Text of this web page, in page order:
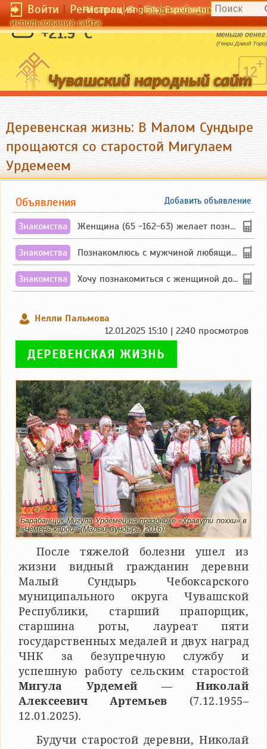
Войти|Регистрация|Вход необходим для
использования сайта
Чӑвашла English Esperanto
+21.9 °C
Богаче всех тот, чьи радости требуют
меньше денег.
(Генри Давид Торо)
Деревенская жизнь: В Малом Сундыре
прощаются со старостой Мигулаем
Урдемеем
Добавить объявление
Объявления
Знакомства Женщина (65 -162-63) желает познакомиться с одиноким, добродушным, без вредных ...
Знакомства Познакомлюсь с мужчиной любящим танцевать и петь на родном чувашском языке
Знакомства Хочу познакомиться с женщиной до 55 лет чувашской или русской национальности дл...
Нелли Пальмова
12.01.2025 15:10 | 2240 просмотров
ДЕРЕВЕНСКАЯ ЖИЗНЬ
Барабанщик Мигула Урдемей на празднике «Хравути поххи» в
«Чемень карди» (Малый Сундырь, 2016)
После тяжелой болезни ушел из
жизни видный гражданин деревни
Малый Сундырь Чебоксарского
муниципального округа Чувашской
Республики, старший прапорщик,
старшина роты, лауреат пяти
государственных медалей и двух наград
ЧНК за безупречную службу и
успешную работу сельским старостой
Мигула Урдемей—Николай
Алексеевич Артемьев (7.12.1955–
12.01.2025).
Будучи старостой деревни, Николай